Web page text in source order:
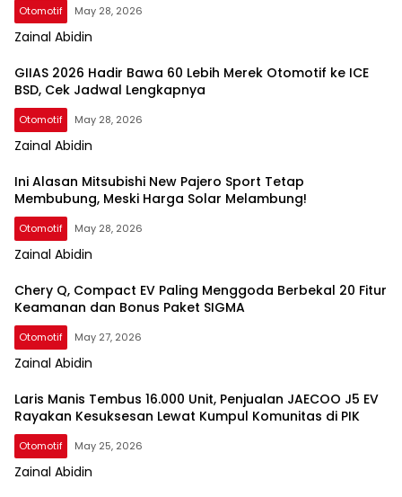
Otomotif May 28, 2026
Zainal Abidin
GIIAS 2026 Hadir Bawa 60 Lebih Merek Otomotif ke ICE
BSD, Cek Jadwal Lengkapnya
Otomotif May 28, 2026
Zainal Abidin
Ini Alasan Mitsubishi New Pajero Sport Tetap
Membubung, Meski Harga Solar Melambung!
Otomotif May 28, 2026
Zainal Abidin
Chery Q, Compact EV Paling Menggoda Berbekal 20 Fitur
Keamanan dan Bonus Paket SIGMA
Otomotif May 27, 2026
Zainal Abidin
Laris Manis Tembus 16.000 Unit, Penjualan JAECOO J5 EV
Rayakan Kesuksesan Lewat Kumpul Komunitas di PIK
Otomotif May 25, 2026
Zainal Abidin